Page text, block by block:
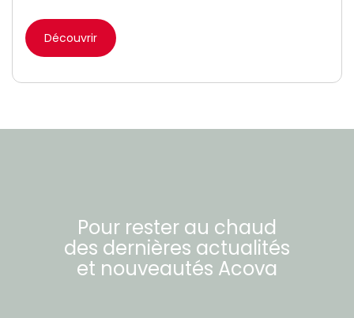
Découvrir
Pour rester au chaud
des dernières actualités
et nouveautés Acova